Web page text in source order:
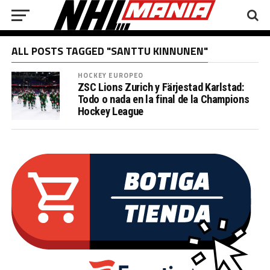
ALL POSTS TAGGED "SANTTU KINNUNEN"
HOCKEY EUROPEO
ZSC Lions Zurich y Färjestad Karlstad:
Todo o nada en la final de la Champions
Hockey League